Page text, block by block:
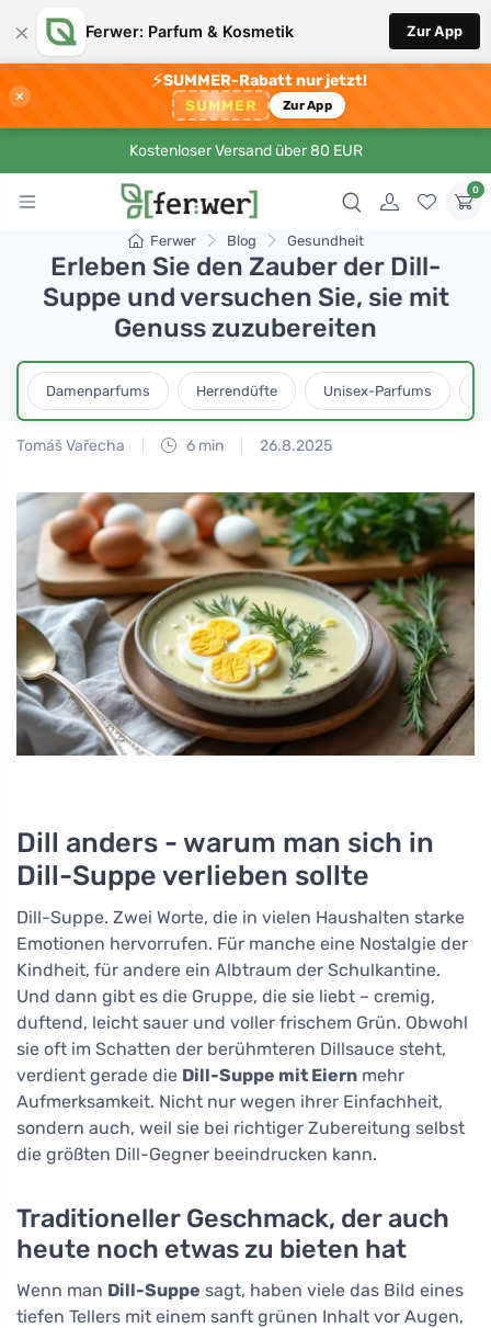
× Ferwer: Parfum & Kosmetik Zur App
×
⚡SUMMER-Rabatt nur jetzt!
SUMMER Zur App
Kostenloser Versand über 80 EUR
0
Ferwer Blog Gesundheit
Erleben Sie den Zauber der Dill-
Suppe und versuchen Sie, sie mit
Genuss zuzubereiten
Damenparfums Herrendüfte Unisex-Parfums
Tomáš Vařecha 6 min 26.8.2025
Dill anders - warum man sich in
Dill-Suppe verlieben sollte
Dill-Suppe. Zwei Worte, die in vielen Haushalten starke
Emotionen hervorrufen. Für manche eine Nostalgie der
Kindheit, für andere ein Albtraum der Schulkantine.
Und dann gibt es die Gruppe, die sie liebt – cremig,
duftend, leicht sauer und voller frischem Grün. Obwohl
sie oft im Schatten der berühmteren Dillsauce steht,
verdient gerade die Dill-Suppe mit Eiern mehr
Aufmerksamkeit. Nicht nur wegen ihrer Einfachheit,
sondern auch, weil sie bei richtiger Zubereitung selbst
die größten Dill-Gegner beeindrucken kann.
Traditioneller Geschmack, der auch
heute noch etwas zu bieten hat
Wenn man Dill-Suppe sagt, haben viele das Bild eines
tiefen Tellers mit einem sanft grünen Inhalt vor Augen,